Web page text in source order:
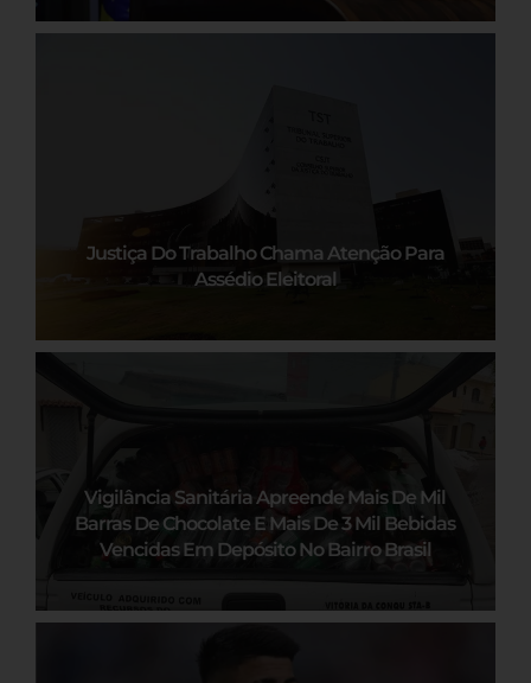
Justiça Do Trabalho Chama Atenção Para
Assédio Eleitoral
Vigilância Sanitária Apreende Mais De Mil
Barras De Chocolate E Mais De 3 Mil Bebidas
Vencidas Em Depósito No Bairro Brasil